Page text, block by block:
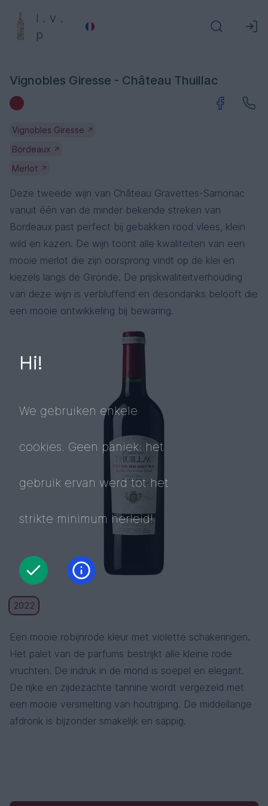
l . v .
p
Vignobles Giresse - Château Thuillac
Vignobles Giresse ↗
Bordeaux ↗
Merlot ↗
Deze tweede wijn van Château Gravettes-Samonac
vanuit één van de minder bekende streken van
Bordeaux past perfect bij gebakken rood vlees, klein
wild en kazen. De wijn toont alle kwaliteiten van een
mooie merlot die zijn oorsprong vindt op de klei en
kiezels langs de Gironde. De prijskwaliteitverhouding
van deze wijn is verbluffend en desondanks belooft die
een mooie ontwikkeling bij bewaring.
2022
Een mooie robijnrode kleur met violette schakeringen.
Het palet van de parfums bestrijkt alle kleine rode
vruchten. De indruk in de mond is soepel en elegant.
De rijke en zijdezachte tannine wordt vergezeld met
een mooie versmelting van houtrijping. De middellange
afdronk is bijzonder smakelijk en sappig.
Hi!
We gebruiken enkele
cookies. Geen paniek: het
gebruik ervan werd tot het
strikte minimum herleid!